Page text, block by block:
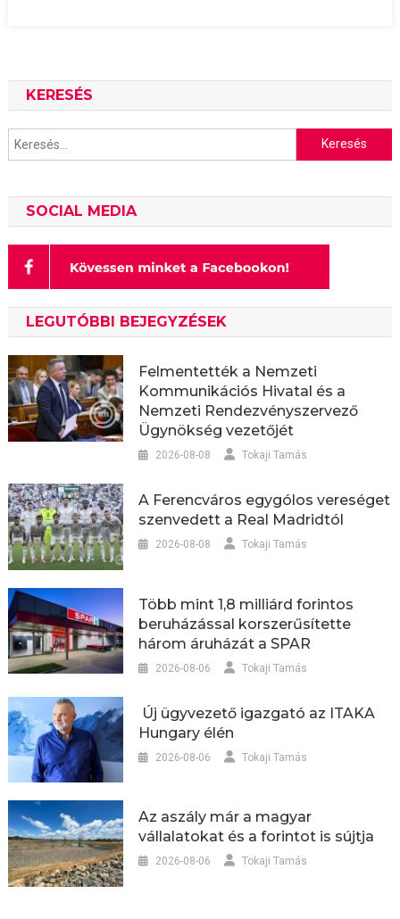
KERESÉS
Keresés:
SOCIAL MEDIA
LEGUTÓBBI BEJEGYZÉSEK
Felmentették a Nemzeti
Kommunikációs Hivatal és a
Nemzeti Rendezvényszervező
Ügynökség vezetőjét
2026-08-08 Tokaji Tamás
A Ferencváros egygólos vereséget
szenvedett a Real Madridtól
2026-08-08 Tokaji Tamás
Több mint 1,8 milliárd forintos
beruházással korszerűsítette
három áruházát a SPAR
2026-08-06 Tokaji Tamás
Új ügyvezető igazgató az ITAKA
Hungary élén
2026-08-06 Tokaji Tamás
Az aszály már a magyar
vállalatokat és a forintot is sújtja
2026-08-06 Tokaji Tamás